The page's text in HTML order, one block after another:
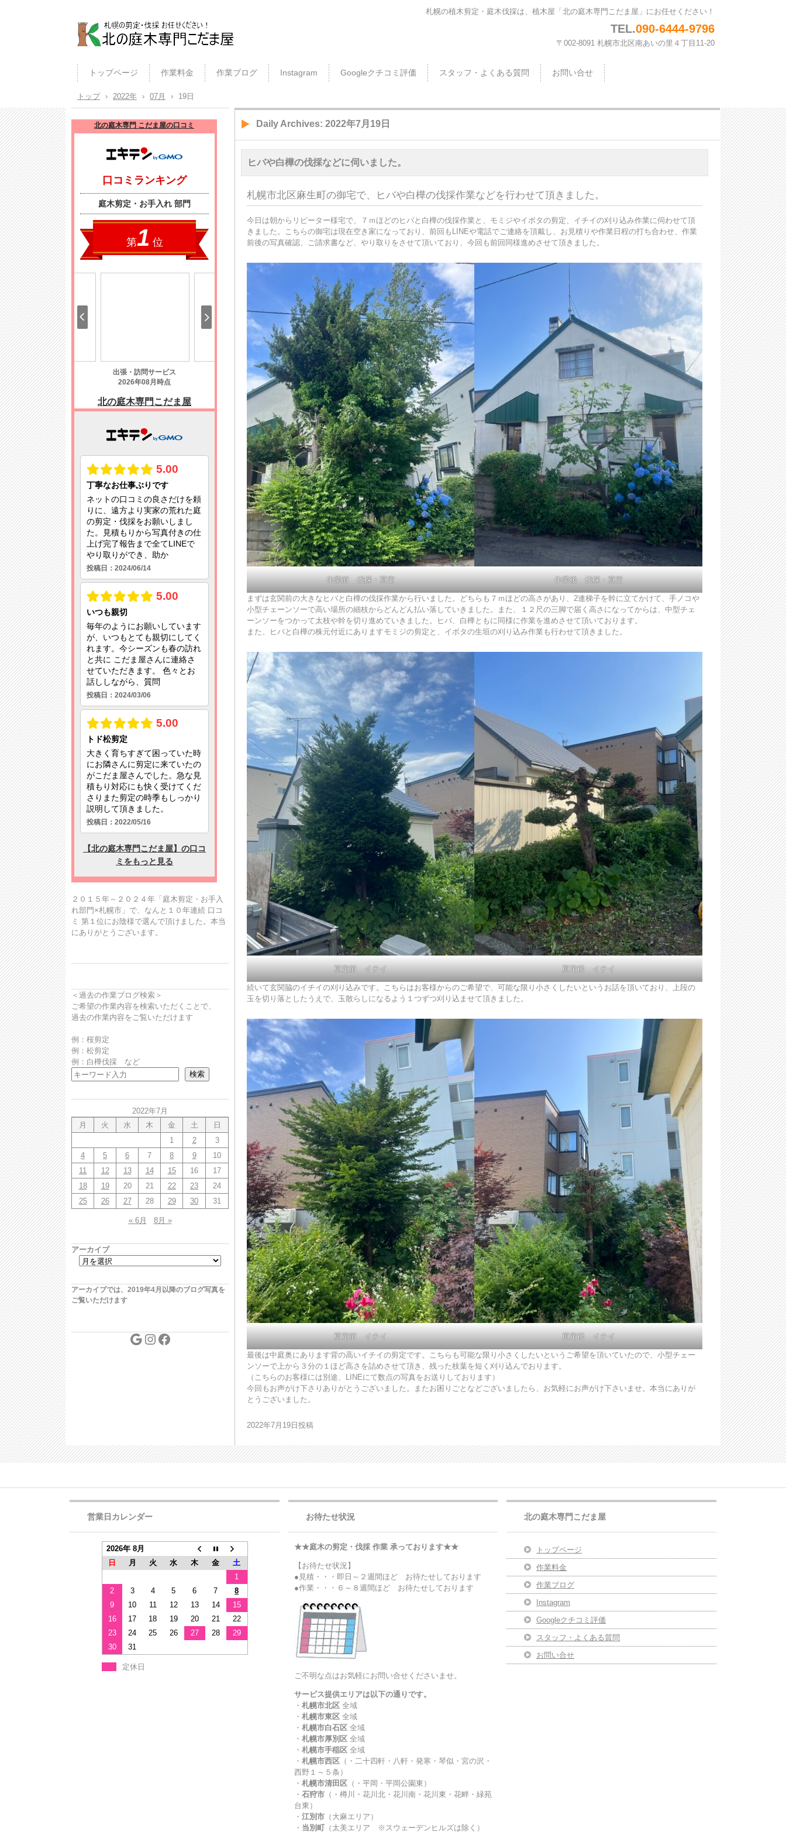
植木屋）
札幌の植木剪定・庭木伐採は、植木屋「北の庭木専門こだま屋」にお任せください！
TEL.090-6444-9796
〒002-8091 札幌市北区南あいの里４丁目11-20
トップページ 作業料金 作業ブログ Instagram Googleクチコミ評価 スタッフ・よくある質問 お問い合せ
トップ › 2022年 › 07月 › 19日
Daily Archives: 2022年7月19日
ヒバや白樺の伐採などに伺いました。
札幌市北区麻生町の御宅で、ヒバや白樺の伐採作業などを行わせて頂きました。
今日は朝からリピーター様宅で、７ｍほどのヒバと白樺の伐採作業と、モミジやイボタの剪定、イチイの刈り込み作業に伺わせて頂
きました。こちらの御宅は現在空き家になっており、前回もLINEや電話でご連絡を頂戴し、お見積りや作業日程の打ち合わせ、作業
前後の写真確認、ご請求書など、やり取りをさせて頂いており、今回も前回同様進めさせて頂きました。
作業前 伐採・剪定 作業後 伐採・剪定
まずは玄関前の大きなヒバと白樺の伐採作業から行いました。どちらも７ｍほどの高さがあり、2連梯子を幹に立てかけて、手ノコや
小型チェーンソーで高い場所の細枝からどんどん払い落していきました。また、１２尺の三脚で届く高さになってからは、中型チェ
ーンソーをつかって太枝や幹を切り進めていきました。ヒバ、白樺ともに同様に作業を進めさせて頂いております。
また、ヒバと白樺の株元付近にありますモミジの剪定と、イボタの生垣の刈り込み作業も行わせて頂きました。
剪定前 イチイ 剪定後 イチイ
続いて玄関脇のイチイの刈り込みです。こちらはお客様からのご希望で、可能な限り小さくしたいというお話を頂いており、上段の
玉を切り落としたうえで、玉散らしになるよう１つずつ刈り込ませて頂きました。
剪定前 イチイ 剪定後 イチイ
最後は中庭奥にあります背の高いイチイの剪定です。こちらも可能な限り小さくしたいというご希望を頂いていたので、小型チェー
ンソーで上から３分の１ほど高さを詰めさせて頂き、残った枝葉を短く刈り込んでおります。
（こちらのお客様には別途、LINEにて数点の写真をお送りしております）
今回もお声がけ下さりありがとうございました。またお困りごとなどございましたら、お気軽にお声がけ下さいませ。本当にありが
とうございました。
2022年7月19日投稿
北の庭木専門 こだま屋の口コミ
２０１５年～２０２４年「庭木剪定・お手入
れ部門×札幌市」で、なんと１０年連続 口コ
ミ 第１位にお陰様で選んで頂けました。本当
にありがとうございます。
＜過去の作業ブログ検索＞
ご希望の作業内容を検索いただくことで、
過去の作業内容をご覧いただけます
例：桜剪定
例：松剪定
例：白樺伐採 など
検索
2022年7月
月
火 水 木 金 土
日
1
2
3
4
5 6 7 8 9
10
11
12 13 14 15 16
17
18
19 20 21 22 23
24
25
26 27 28 29 30 31
« 6月 8月 »
アーカイブ
アーカイブでは、2019年4月以降のブログ写真を
ご覧いただけます
営業日カレンダー
2026年 8月
日
月 火 水 木 金
土
1
2
3 4 5 6 7
8
9
10 11 12 13 14
15
16
17 18 19 20 21
22
23
24 25 26 27 28
29
30
31
定休日
お待たせ状況
★★庭木の剪定・伐採 作業 承っております★★
【お待たせ状況】
●見積・・・即日～２週間ほど お待たせしております
●作業・・・６～８週間ほど お待たせしております
ご不明な点はお気軽にお問い合せくださいませ。
サービス提供エリアは以下の通りです。
・ 札幌市北区 全域
・ 札幌市東区 全域
・ 札幌市白石区 全域
・ 札幌市厚別区 全域
・ 札幌市手稲区 全域
・ 札幌市西区（・二十四軒・八軒・発寒・琴似・宮の沢・
西野１～５条）
・ 札幌市清田区（・平岡・平岡公園東）
・ 石狩市（・樽川・花川北・花川南・花川東・花畔・緑苑
台東）
・ 江別市（大麻エリア）
・ 当別町（太美エリア ※スウェーデンヒルズは除く）
北の庭木専門こだま屋
トップページ
作業料金
作業ブログ
Instagram
Googleクチコミ評価
スタッフ・よくある質問
お問い合せ